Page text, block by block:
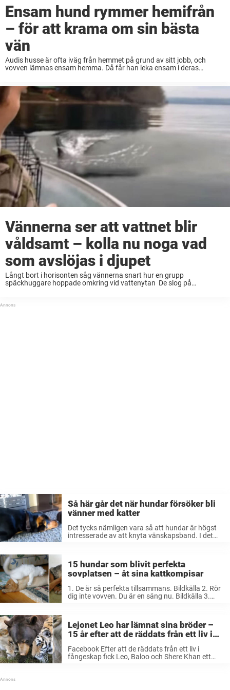
Ensam hund rymmer hemifrån
– för att krama om sin bästa
vän
Audis husse är ofta iväg från hemmet på grund av sitt jobb, och
vovven lämnas ensam hemma. Då får han leka ensam i deras
Vännerna ser att vattnet blir
våldsamt – kolla nu noga vad
som avslöjas i djupet
Långt bort i horisonten såg vännerna snart hur en grupp
späckhuggare hoppade omkring vid vattenytan De slog på
Så här går det när hundar försöker bli
vänner med katter
Det tycks nämligen vara så att hundar är högst
intresserade av att knyta vänskapsband. I det
15 hundar som blivit perfekta
sovplatsen – åt sina kattkompisar
1. De är så perfekta tillsammans. Bildkälla 2. Rör
dig inte vovven. Du är en säng nu. Bildkälla 3.
Lejonet Leo har lämnat sina bröder –
15 år efter att de räddats från ett liv i
Facebook Efter att de räddats från ett liv i
fångeskap fick Leo, Baloo och Shere Khan ett